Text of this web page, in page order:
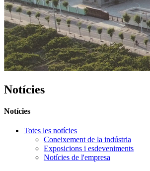
Notícies
Notícies
Totes les notícies
Coneixement de la indústria
Exposicions i esdeveniments
Notícies de l'empresa